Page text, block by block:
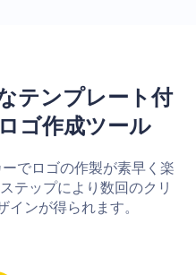
テンプレート付
ゴ作成ツール
でロゴの作製が素早く楽
テップにより数回のクリ
インが得られます。